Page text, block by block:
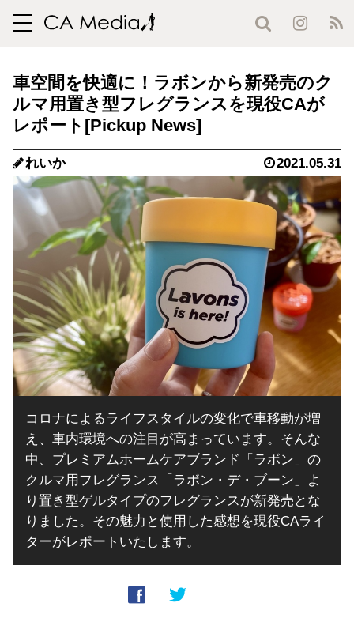
toggle
車空間を快適に！ラボンから新発売のク
ルマ用置き型フレグランスを現役CAが
レポート
れいか 2021.05.31
コロナによるライフスタイルの変化で車移動が増
え、車内環境への注目が高まっています。そんな
中、プレミアムホームケアブランド「ラボン」の
クルマ用フレグランス「ラボン・デ・ブーン」よ
り置き型ゲルタイプのフレグランスが新発売とな
りました。その魅力と使用した感想を現役CAライ
ターがレポートいたします。